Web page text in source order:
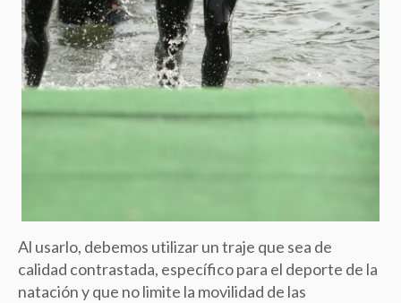
Al usarlo, debemos utilizar un traje que sea de
calidad contrastada, específico para el deporte de la
natación y que no limite la movilidad de las